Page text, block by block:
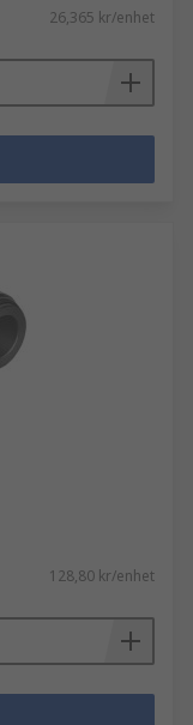
26,365 kr/enhet
128,80 kr/enhet